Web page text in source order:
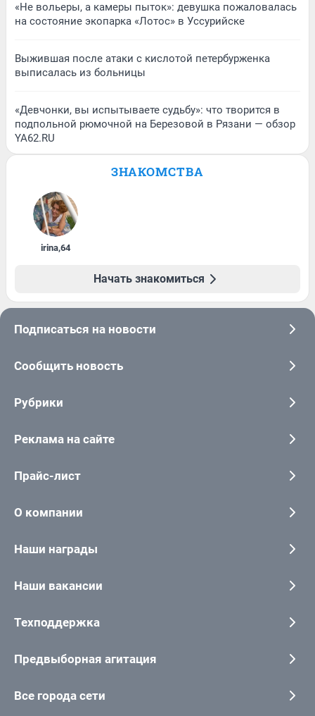
«Не вольеры, а камеры пыток»: девушка пожаловалась
на состояние экопарка «Лотос» в Уссурийске
Выжившая после атаки с кислотой петербурженка
выписалась из больницы
«Девчонки, вы испытываете судьбу»: что творится в
подпольной рюмочной на Березовой в Рязани — обзор
YA62.RU
ЗНАКОМСТВА
irina,64
Начать знакомиться
Подписаться на новости
Сообщить новость
Рубрики
Реклама на сайте
Прайс-лист
О компании
Наши награды
Наши вакансии
Техподдержка
Предвыборная агитация
Все города сети